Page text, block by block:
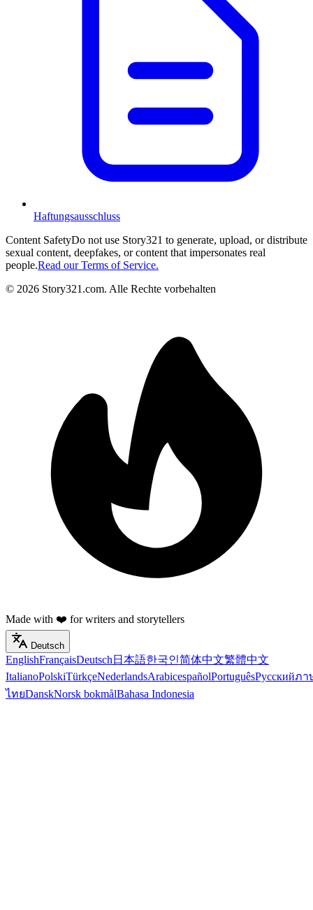
Haftungsausschluss
Content SafetyDo not use Story321 to generate, upload, or distribute
sexual content, deepfakes, or content that impersonates real
people.Read our Terms of Service.
© 2026 Story321.com. Alle Rechte vorbehalten
Made with ❤️ for writers and storytellers
Deutsch
EnglishFrançaisDeutsch 日本語한국인简体中文繁體中文
ItalianoPolskiTürkçeNederlandsArabicespañolPortuguêsРусскийภา
ไทยDanskNorsk bokmålBahasa Indonesia